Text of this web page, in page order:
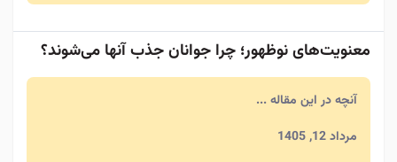
معنویت‌های نوظهور؛ چرا جوانان جذب آنها می‌شوند؟
آنچه در این مقاله ...
مرداد 12, 1405